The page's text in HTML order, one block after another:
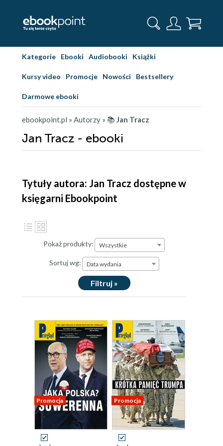
Kategorie Ebooki Audiobooki Książki
Kursy video Promocje Nowości Bestsellery
Darmowe ebooki
ebookpoint.pl » Autorzy » 📚Jan Tracz
Jan Tracz - ebooki
Tytuły autora: Jan Tracz dostępne w
księgarni Ebookpoint
Pokaż produkty: Wszystkie
Sortuj wg: Data wydania
Filtruj »
Promocja Promocja